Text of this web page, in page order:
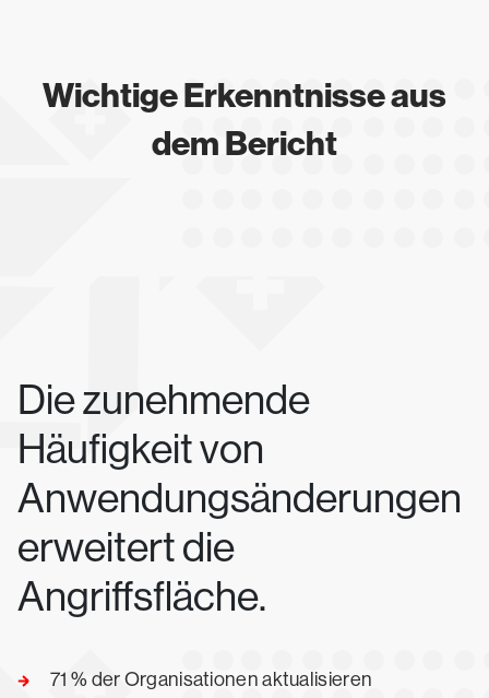
Wichtige Erkenntnisse aus
dem Bericht
Die zunehmende
Häufigkeit von
Anwendungsänderungen
erweitert die
Angriffsfläche.
71 % der Organisationen aktualisieren